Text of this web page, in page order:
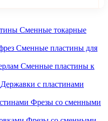
Сменные токарные
Сменные пластины для
Сменные пластины к
Державки с пластинами
Фрезы со сменными